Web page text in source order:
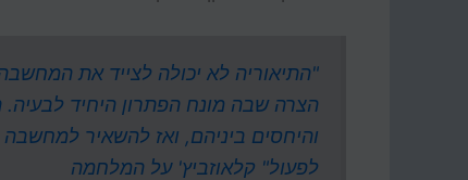
"התיאוריה לא יכולה לצייד את
הצרה שבה מונח הפתרון היחיד לבעיה.
והיחסים ביניהם, ואז להשאיר
לפעול" קלאוזביץ' על המלחמה